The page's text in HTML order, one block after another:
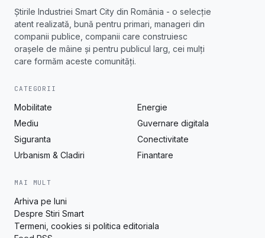
Știrile Industriei Smart City din România - o selecție
atent realizată, bună pentru primari, manageri din
companii publice, companii care construiesc
orașele de mâine și pentru publicul larg, cei mulți
care formăm aceste comunități.
CATEGORII
Mobilitate
Energie
Mediu
Guvernare digitala
Siguranta
Conectivitate
Urbanism & Cladiri
Finantare
MAI MULT
Arhiva pe luni
Despre Stiri Smart
Termeni, cookies si politica editoriala